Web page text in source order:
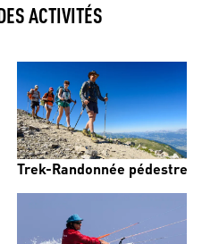
ACTIVITÉS
Trek-Randonnée pédestre